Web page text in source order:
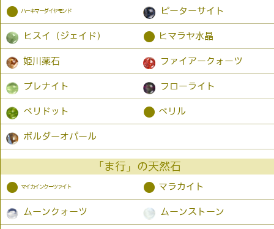
● ハーキマーダイヤモンド ピーターサイト
ヒスイ（ジェイド） ● ヒマラヤ水晶
姫川薬石 ファイアークォーツ
プレナイト フローライト
ペリドット ● ベリル
ボルダーオパール
「ま行」の天然石
● マイカインクーツァイト ● マラカイト
ムーンクォーツ ムーンストーン